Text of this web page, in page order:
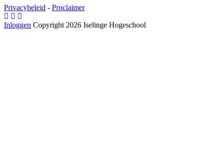
Privacybeleid - Proclaimer
Inloggen Copyright 2026 Iselinge Hogeschool